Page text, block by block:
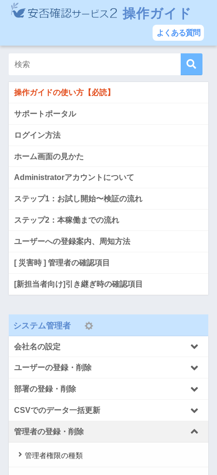
操作ガイド
よくある質問
操作ガイドの使い方【必読】
サポートポータル
ログイン方法
ホーム画面の見かた
Administratorアカウントについて
ステップ1：お試し開始〜検証の流れ
ステップ2：本稼働までの流れ
ユーザーへの登録案内、周知方法
[ 災害時 ] 管理者の確認項目
[新担当者向け]引き継ぎ時の確認項目
システム管理者
会社名の設定
ユーザーの登録・削除
部署の登録・削除
CSVでのデータ一括更新
管理者の登録・削除
管理者権限の種類